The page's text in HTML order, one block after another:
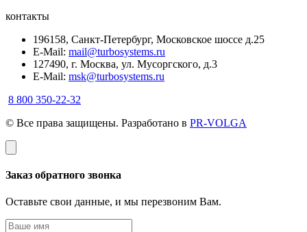
контакты
196158, Санкт-Петербург, Московское шоссе д.25
E-Mail: mail@turbosystems.ru
127490, г. Москва, ул. Мусоргского, д.3
E-Mail: msk@turbosystems.ru
8 800 350-22-32
© Все права защищены. Разработано в PR-VOLGA
Заказ обратного звонка
Оставьте свои данные, и мы перезвоним Вам.